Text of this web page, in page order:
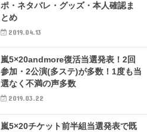
ポ・ネタバレ・グッズ・本人確認ま
とめ
2019.04.13
嵐5×20andmore復活当選発表！2回
参加・2公演(多ステ)が多数！1度も当
選なく不満の声多数
2019.03.22
嵐5×20チケット前半組当選発表で既